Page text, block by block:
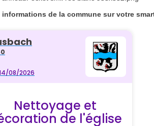
de la commune sur votre